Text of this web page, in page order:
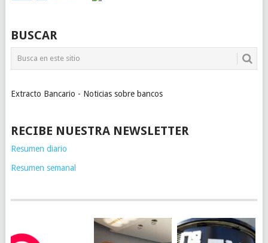
BUSCAR
Extracto Bancario - Noticias sobre bancos
RECIBE NUESTRA NEWSLETTER
Resumen diario
Resumen semanal